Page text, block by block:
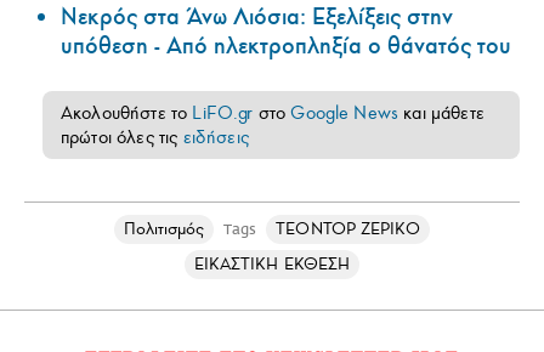
Νεκρός στα Άνω Λιόσια: Εξελίξεις στην
υπόθεση - Από ηλεκτροπληξία ο θάνατός του
Ακολουθήστε το LiFO.gr στοGoogle News και μάθετε
πρώτοι όλες τις ειδήσεις
Πολιτισμός Tags
ΤΕΟΝΤΟΡ ΖΕΡΙΚΟ
ΕΙΚΑΣΤΙΚΗ ΕΚΘΕΣΗ